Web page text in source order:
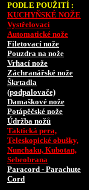
PODLE POUŽITÍ :
KUCHYŇSKÉ NOŽE
Vystřelovací
Automatické nože
Filetovací nože
Pouzdra na nože
Vrhací nože
Záchranářské nože
Škrtadla
(podpalovače)
Damaškové nože
Potápěčské nože
Údržba nožů
Taktická pera,
Teleskopické obušky,
Nunchaku, Kubotan,
Sebeobrana
Paracord - Parachute
Cord